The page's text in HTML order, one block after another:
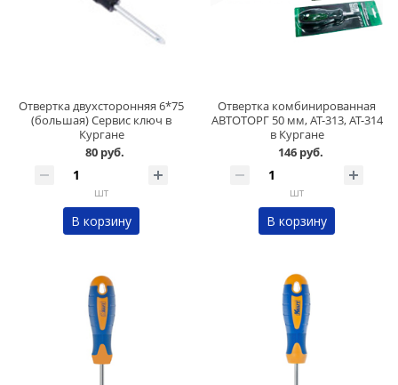
Отвертка двухсторонняя 6*75
(большая) Сервис ключ в
Кургане
80 руб.
шт
В корзину
Отвертка комбинированная
АВТОТОРГ 50 мм, АТ-313, АТ-314
в Кургане
146 руб.
шт
В корзину